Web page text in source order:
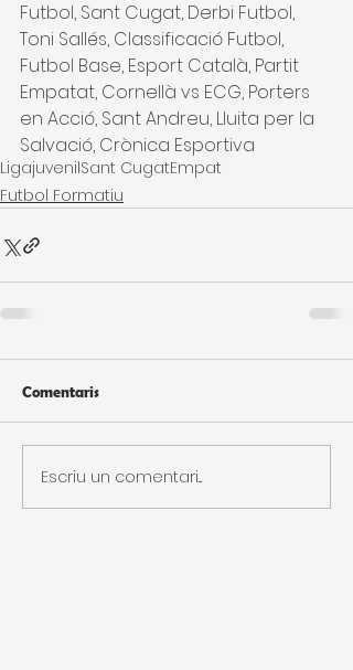
Futbol, Sant Cugat, Derbi Futbol,
Toni Sallés, Classificació Futbol,
Futbol Base, Esport Català, Partit
Empatat, Cornellà vs ECG, Porters
en Acció, Sant Andreu, Lluita per la
Salvació, Crònica Esportiva
LigajuvenilSant CugatEmpat
Futbol Formatiu
Comentaris
Escriu un comentari...